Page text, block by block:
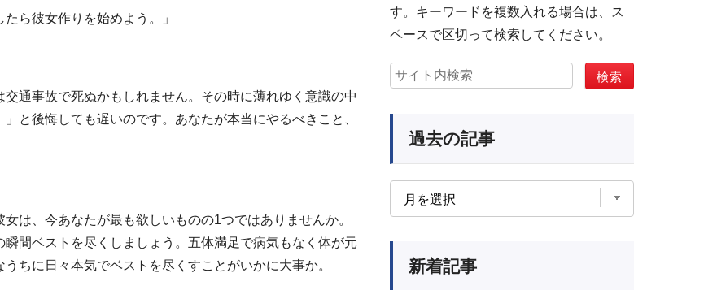
ら彼女作りを始めよう。」
通事故で死ぬかもしれません。その時に薄れゆく意識の中
と後悔しても遅いのです。あなたが本当にやるべきこと、
は、今あなたが最も欲しいものの1つではありませんか。
間ベストを尽くしましょう。五体満足で病気もなく体が元
ちに日々本気でベストを尽くすことがいかに大事か。
す。キーワードを複数入れる場合は、ス
ペースで区切って検索してください。
過去の記事
新着記事